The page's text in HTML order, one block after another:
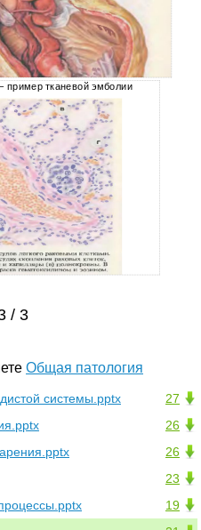
пример тканевой эмболии
/ 3
Общая патология
27
системы.pptx
26
26
23
19